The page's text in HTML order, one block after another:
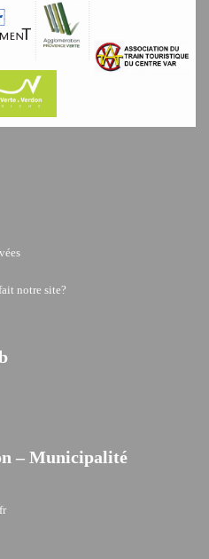
notre site?
– Municipalité